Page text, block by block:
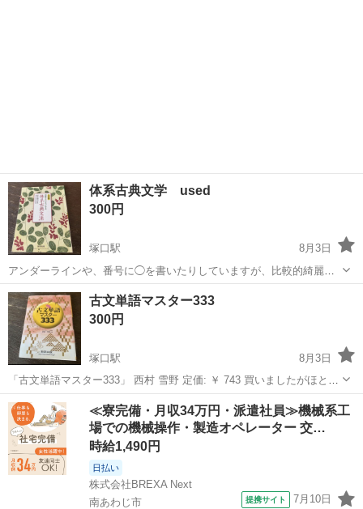
体系古典文学 used
300円
塚口駅
8月3日
アンダーラインや、番号に◯を書いたりしていますが、比較的綺麗で
す。記名を消しています。
兵庫 尼崎市 塚口駅 参考書
古文単語マスター333
300円
塚口駅
8月3日
「古文単語マスター333」 西村 雪野 定価: ￥ 743 買いましたがほとん
ど使っていません。書き込みなし。
兵庫 尼崎市 塚口駅 参考書 古文
≪寮完備・月収34万円・派遣社員≫機械系工
場での機械操作・製造オペレーター 交…
時給1,490円
日払い
株式会社BREXA Next
南あわじ市
提携サイト 7月10日